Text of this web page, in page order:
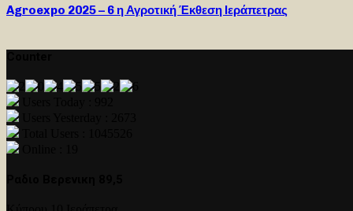
Agroexpo 2025 – 6 η Αγροτική Έκθεση Ιεράπετρας